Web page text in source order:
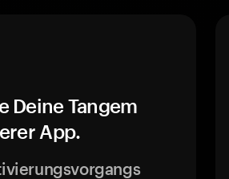
Deine Tangem
App.